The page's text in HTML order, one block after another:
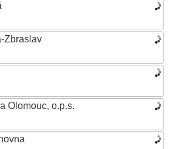
Zbraslav
Olomouc, o.p.s.